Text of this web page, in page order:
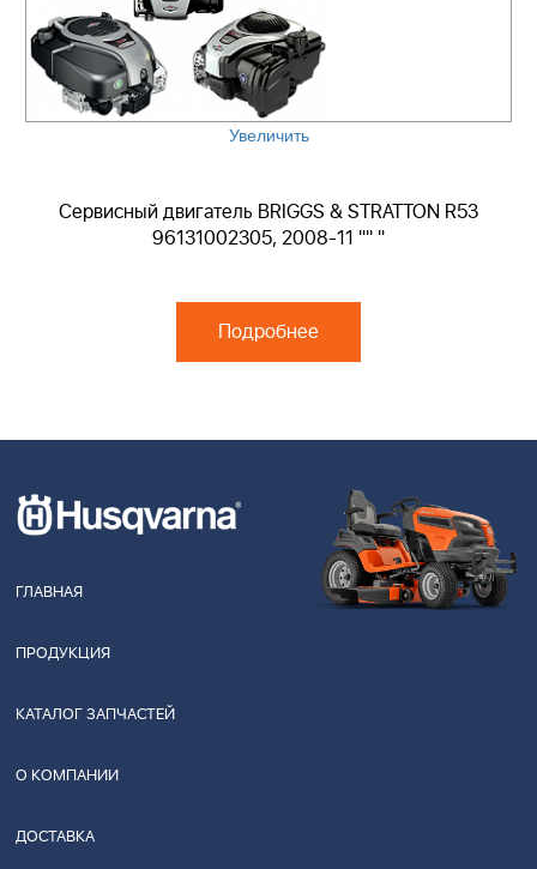
Увеличить
Сервисный двигатель BRIGGS & STRATTON R53
96131002305, 2008-11 "" "
Подробнее
ГЛАВНАЯ
ПРОДУКЦИЯ
КАТАЛОГ ЗАПЧАСТЕЙ
О КОМПАНИИ
ДОСТАВКА